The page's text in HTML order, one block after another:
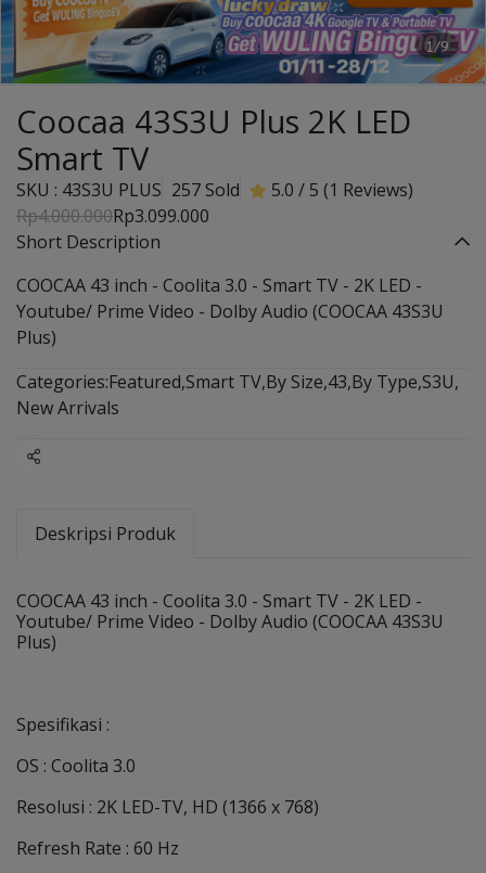
1/9
Coocaa 43S3U Plus 2K LED
Smart TV
SKU : 43S3U PLUS 257 Sold
5.0 / 5 (1 Reviews)
Rp4.000.000Rp3.099.000
Short Description
COOCAA 43 inch - Coolita 3.0 - Smart TV - 2K LED -
Youtube/ Prime Video - Dolby Audio (COOCAA 43S3U
Plus)
Categories:Featured,Smart TV,By Size,43,By Type,S3U,
New Arrivals
Share
Deskripsi Produk
COOCAA 43 inch - Coolita 3.0 - Smart TV - 2K LED -
Youtube/ Prime Video - Dolby Audio (COOCAA 43S3U
Plus)
Spesifikasi :
OS : Coolita 3.0
Resolusi : 2K LED-TV, HD (1366 x 768)
Refresh Rate : 60 Hz